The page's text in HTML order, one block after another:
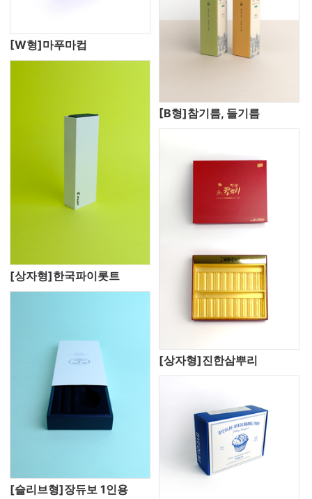
[W형]마푸마컵
[상자형]한국파이롯트
[B형]참기름, 들기름
[슬리브형]장듀보 1인용
[상자형]진한삼뿌리